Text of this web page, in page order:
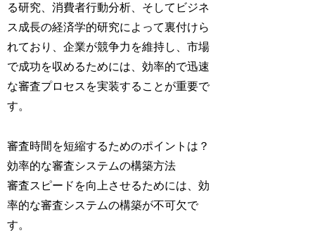
る研究、消費者行動分析、そしてビジネ
ス成長の経済学的研究によって裏付けら
れており、企業が競争力を維持し、市場
で成功を収めるためには、効率的で迅速
な審査プロセスを実装することが重要で
す。
審査時間を短縮するためのポイントは？
効率的な審査システムの構築方法
審査スピードを向上させるためには、効
率的な審査システムの構築が不可欠で
す。